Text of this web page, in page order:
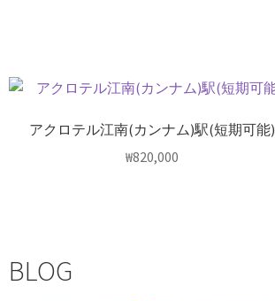
アクロテル江南(カンナム)駅(短期可能)
₩820,000
BLOG